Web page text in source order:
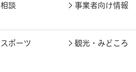
相談 事業者向け情報
スポーツ 観光・みどころ